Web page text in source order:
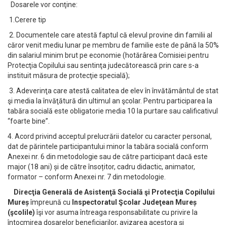
Dosarele vor conţine:
1.Cerere tip
2. Documentele care atestă faptul că elevul provine din familii al
căror venit mediu lunar pe membru de familie este de până la 50%
din salariul minim brut pe economie (hotărârea Comisiei pentru
Protecţia Copilului sau sentinţa judecătorească prin care s-a
instituit măsura de protecţie specială);
3. Adeverinţa care atestă calitatea de elev în învătământul de stat
şi media la învăţătură din ultimul an şcolar. Pentru participarea la
tabăra socială este obligatorie media 10 la purtare sau calificativul
“foarte bine”.
4. Acord privind acceptul prelucrării datelor cu caracter personal,
dat de părintele participantului minor la tabăra socială conform
Anexei nr. 6 din metodologie sau de către participant dacă este
major (18 ani) și de către însoțitor, cadru didactic, animator,
formator – conform Anexei nr. 7 din metodologie.
Direcţia Generală de Asistenţă Socială şi Protecţia Copilului
Mureșîmpreună cu Inspectoratul Şcolar Judeţean Mureș
(şcolile)îşi vor asuma întreaga responsabilitate cu privire la
întocmirea dosarelor beneficiarilor, avizarea acestora şi